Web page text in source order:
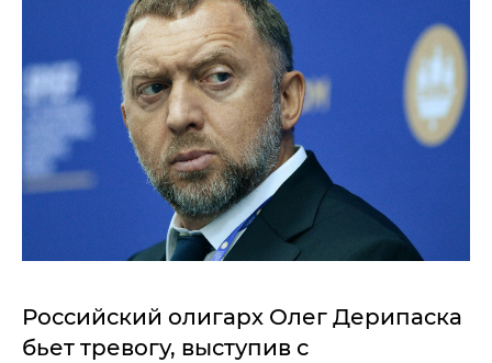
Российский олигарх Олег Дерипаска
бьет тревогу, выступив с